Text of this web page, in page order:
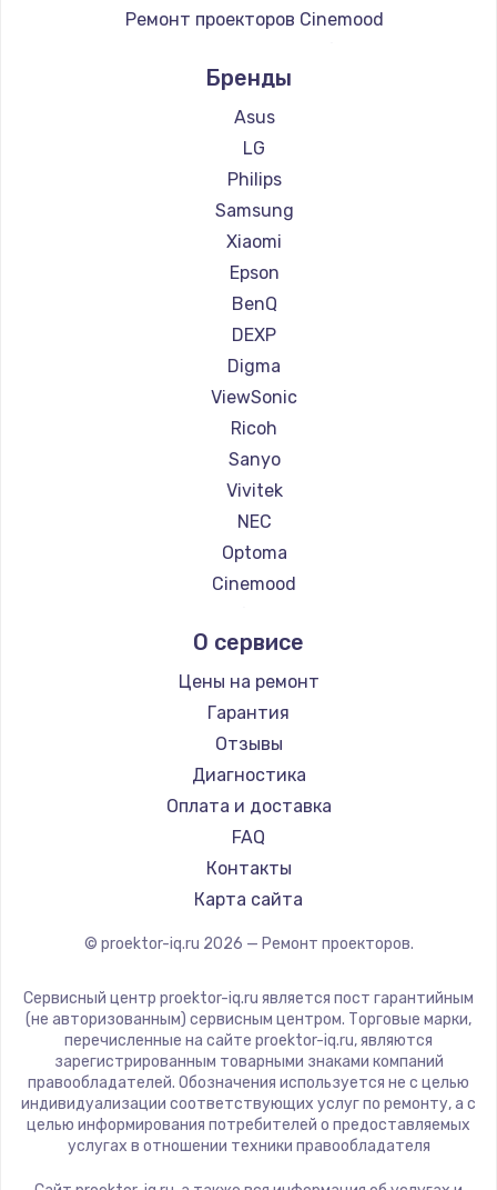
Ремонт проекторов Cinemood
Ремонт проекторов Barco
Ремонт проекторов Xgimi
Ремонт проекторов Canon
Ремонт проекторов JVC
Ремонт проекторов Casio
Ремонт проекторов Hiper
Ремонт проекторов HITACHI
Ремонт проекторов Panasonic
Ремонт проекторов Hisense
Бренды
Asus
LG
Philips
Samsung
Xiaomi
Epson
BenQ
DEXP
Digma
ViewSonic
Ricoh
Sanyo
Vivitek
NEC
Optoma
Cinemood
Barco
Xgimi
Canon
JVC
Casio
Hiper
HITACHI
Panasonic
Hisense
О сервисе
Цены на ремонт
Гарантия
Отзывы
Диагностика
Оплата и доставка
FAQ
Контакты
Карта сайта
© proektor-iq.ru 2026 — Ремонт проекторов.
Сервисный центр proektor-iq.ru является пост гарантийным
(не авторизованным) сервисным центром. Торговые марки,
перечисленные на сайте proektor-iq.ru, являются
зарегистрированным товарными знаками компаний
правообладателей. Обозначения используется не с целью
индивидуализации соответствующих услуг по ремонту, а с
целью информирования потребителей о предоставляемых
услугах в отношении техники правообладателя